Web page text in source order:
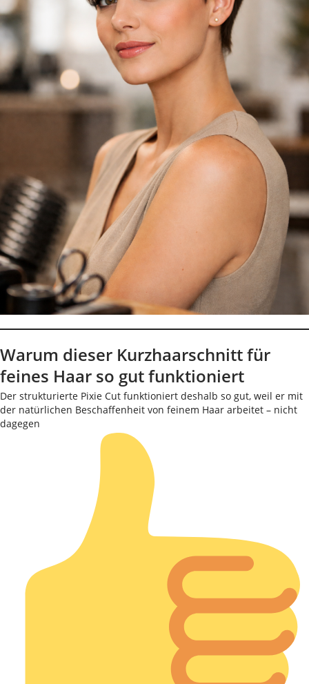
Warum dieser Kurzhaarschnitt für
feines Haar so gut funktioniert
Der strukturierte Pixie Cut funktioniert deshalb so gut, weil er mit
der natürlichen Beschaffenheit von feinem Haar arbeitet – nicht
dagegen